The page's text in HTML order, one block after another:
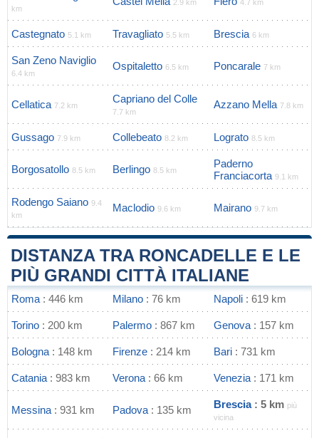
km
2.9 km 4.7 km
Castegnato 5.1 km Travagliato 5.5 km Brescia 6 km
San Zeno Naviglio
6.4 km
Ospitaletto 6.5 km Poncarale 7 km
Cellatica 7.2 km
Capriano del Colle
7.7 km
Azzano Mella 7.8 km
Gussago 7.9 km Collebeato 8.2 km Lograto 8.5 km
Borgosatollo 8.5 km Berlingo 8.5 km
Paderno
Franciacorta 9.1 km
Rodengo Saiano 9.4
km
Maclodio 9.6 km Mairano 9.7 km
DISTANZA TRA RONCADELLE E LE
PIÙ GRANDI CITTÀ ITALIANE
Roma : 446 km Milano : 76 km Napoli : 619 km
Torino : 200 km Palermo : 867 km Genova : 157 km
Bologna : 148 km Firenze : 214 km Bari : 731 km
Catania : 983 km Verona : 66 km Venezia : 171 km
Messina : 931 km Padova : 135 km Brescia: 5 km più
vicina